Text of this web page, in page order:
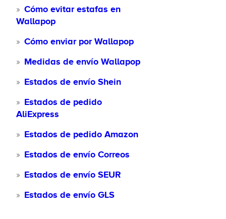
Cómo evitar estafas en
Wallapop
Cómo enviar por Wallapop
Medidas de envío Wallapop
Estados de envío Shein
Estados de pedido
AliExpress
Estados de pedido Amazon
Estados de envío Correos
Estados de envío SEUR
Estados de envío GLS